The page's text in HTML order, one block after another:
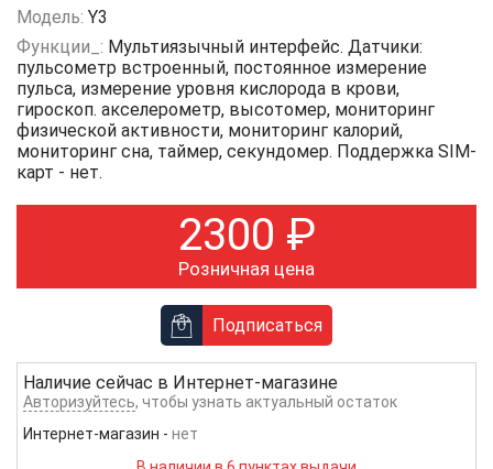
Модель: Y3
Функции_: Мультиязычный интерфейс. Датчики:
пульсометр встроенный, постоянное измерение
пульса, измерение уровня кислорода в крови,
гироскоп. акселерометр, высотомер, мониторинг
физической активности, мониторинг калорий,
мониторинг сна, таймер, секундомер. Поддержка SIM-
карт - нет.
2300 ₽
Розничная цена
Подписаться
Наличие сейчас в Интернет-магазине
Авторизуйтесь, чтобы узнать актуальный остаток
Интернет-магазин - нет